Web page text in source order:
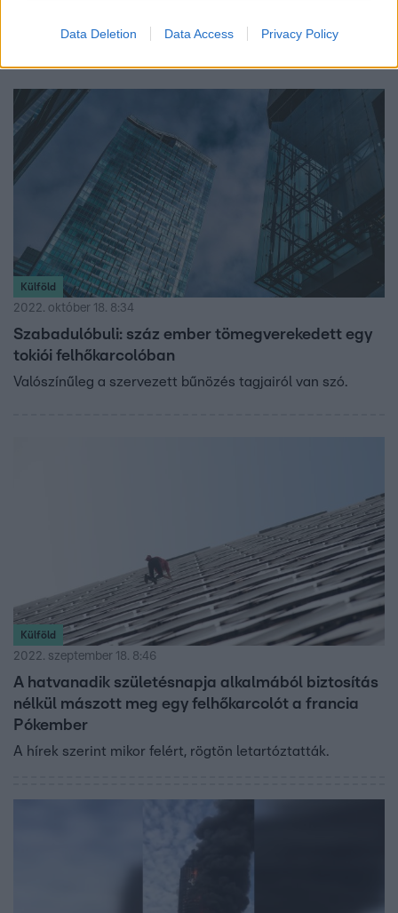
Data Deletion Data Access Privacy Policy
Külföld
2022. október 18. 8:34
Szabadulóbuli: száz ember tömegverekedett egy
tokiói felhőkarcolóban
Valószínűleg a szervezett bűnözés tagjairól van szó.
Külföld
2022. szeptember 18. 8:46
A hatvanadik születésnapja alkalmából biztosítás
nélkül mászott meg egy felhőkarcolót a francia
Pókember
A hírek szerint mikor felért, rögtön letartóztatták.